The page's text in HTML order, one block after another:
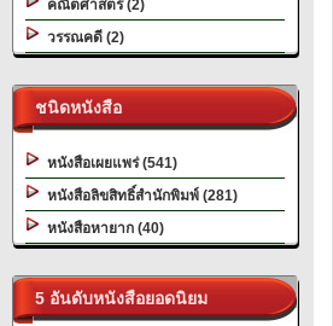
คณิตศาสตร์ (2)
วรรณคดี (2)
ชนิดหนังสือ
หนังสือเผยแพร่ (541)
หนังสือลิขสิทธิ์สำนักพิมพ์ (281)
หนังสือหายาก (40)
5 อันดับหนังสือยอดนิยม